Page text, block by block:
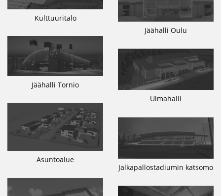
Kulttuuritalo
Jäähalli Oulu
Jäähalli Tornio
Uimahalli
Asuntoalue
Jalkapallostadiumin katsomo